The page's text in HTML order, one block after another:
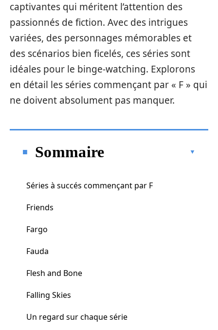
captivantes qui méritent l’attention des
passionnés de fiction. Avec des intrigues
variées, des personnages mémorables et
des scénarios bien ficelés, ces séries sont
idéales pour le binge-watching. Explorons
en détail les séries commençant par « F » qui
ne doivent absolument pas manquer.
Sommaire
Séries à succés commençant par F
Friends
Fargo
Fauda
Flesh and Bone
Falling Skies
Un regard sur chaque série